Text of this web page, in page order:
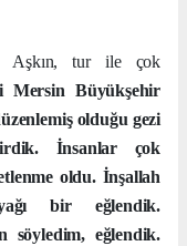
Aşkın, tur ile çok
Mersin Büyükşehir
olduğu gezi
İnsanlar çok
oldu. İnşallah
bir eğlendik.
söyledim, eğlendik.